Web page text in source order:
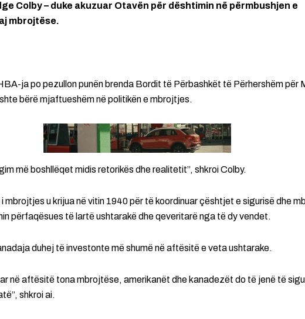
Colby – duke akuzuar Otavën për dështimin në përmbushjen e
mbrojtëse.
ja po pezullon punën brenda Bordit të Përbashkët të Përhershëm për
bërë mjaftueshëm në politikën e mbrojtjes.
më boshllëqet midis retorikës dhe realitetit”, shkroi Colby.
mbrojtjes u krijua në vitin 1940 për të koordinuar çështjet e sigurisë dhe
përfaqësues të lartë ushtarakë dhe qeveritarë nga të dy vendet.
duhej të investonte më shumë në aftësitë e veta ushtarake.
në aftësitë tona mbrojtëse, amerikanët dhe kanadezët do të jenë të
shkroi ai.